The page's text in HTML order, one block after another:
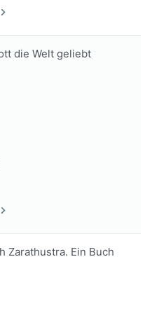
die Welt geliebt
Zarathustra. Ein Buch